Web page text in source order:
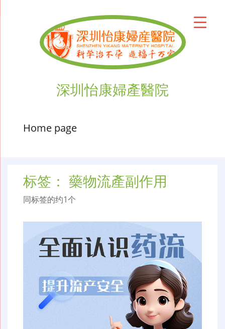
深圳怡康婦產醫院
Home page
标签： 藥物流產副作用
同标签的约1个